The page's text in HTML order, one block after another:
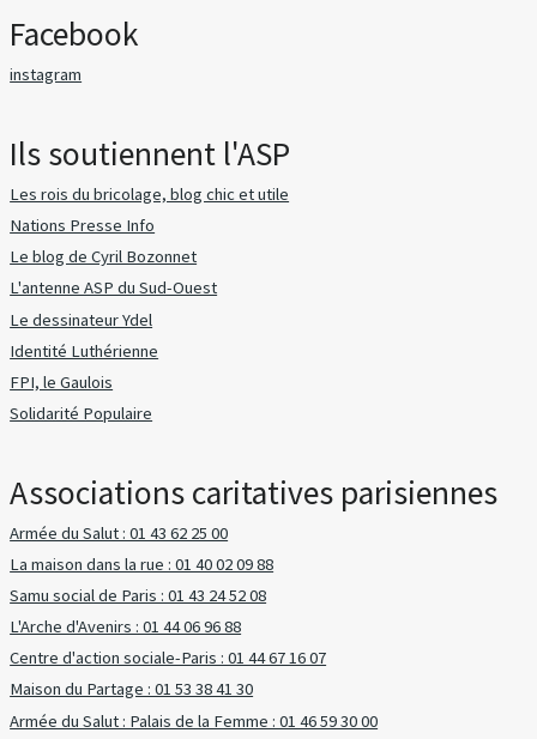
Facebook
instagram
Ils soutiennent l'ASP
Les rois du bricolage, blog chic et utile
Nations Presse Info
Le blog de Cyril Bozonnet
L'antenne ASP du Sud-Ouest
Le dessinateur Ydel
Identité Luthérienne
FPI, le Gaulois
Solidarité Populaire
Associations caritatives parisiennes
Armée du Salut : 01 43 62 25 00
La maison dans la rue : 01 40 02 09 88
Samu social de Paris : 01 43 24 52 08
L'Arche d'Avenirs : 01 44 06 96 88
Centre d'action sociale-Paris : 01 44 67 16 07
Maison du Partage : 01 53 38 41 30
Armée du Salut : Palais de la Femme : 01 46 59 30 00